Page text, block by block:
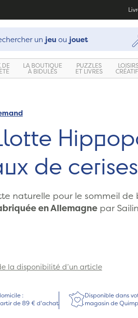
:
un jeuou jouet
DE LA BOUTIQUE
À BIDULES
PUZZLES
ET LIVRES
de cerises
naturelle pour le sommeil de
en Allemagnepar
la disponibilité d’un article
:
de 89 € d'achat
Disponible dans
magasin de